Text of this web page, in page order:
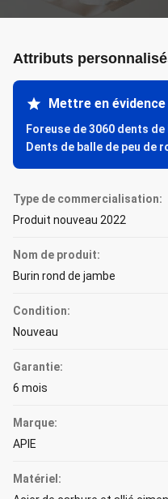
Attributs
Mettre en évidence
Foreuse de 3060 dents de
Dents de balle de peu de
Type de commercialisation:
Produit nouveau 2022
Nom de produit:
Burin rond de jambe
Condition:
Nouveau
Garantie:
6 mois
Marque:
APIE
Matériel: